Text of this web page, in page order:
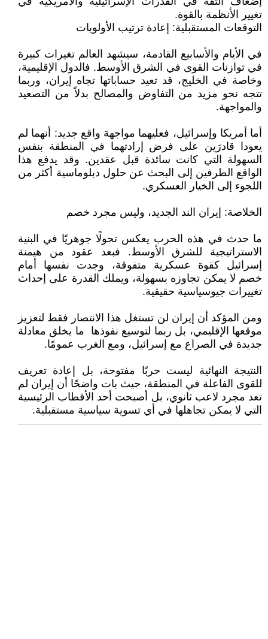
تغيير الأنظمة بالقوة.
التوقعات المستقبلية: إعادة ترتيب الأولويات
في الأيام والأسابيع القادمة، سيشهد العالم تغيرات كبيرة
في توازنات القوى في الشرق الأوسط. فالدول الإقليمية،
وخاصة في الخليج، قد تعيد حساباتها تجاه إيران، وربما
تتجه نحو مزيد من التفاوض والمصالح بدلاً من التصعيد
والمواجهة.
أما أمريكا وإسرائيل، فعليهما مواجهة واقع جديد: أنهما لم
يعودا قادرَين على فرض إرادتهما في المنطقة بنفس
السهولة التي كانت سائدة قبل عقدين. وقد يدفع هذا
الواقع الطرفين إلى البحث عن حلول دبلوماسية أكثر من
اللجوء إلى الخيار العسكري.
الخلاصة: إيران الند الجديد، وليس مجرد خصم
ما حدث في هذه الحرب يعكس تحولًا جوهريًا في البنية
الاستراتيجية للشرق الأوسط. فبعد عقود من هيمنة
إسرائيل كقوة عسكرية متفوقة، وجدت نفسها أمام
خصم لا يمكن تجاوزه بسهولة، ويملك القدرة على إحداث
تغييرات جيوسياسية حقيقية.
ومن المؤكد أن إيران لن تستغل هذا الانتصار فقط لتعزيز
موقعها الإقليمي، بل ربما لتوسيع نفوذها ما يخلق معادلة
جديدة في الصراع مع إسرائيل، ومع الغرب عمومًا.
النتيجة النهائية ليست حربًا مفتوحة، بل إعادة تعريف
للقوى الفاعلة في المنطقة، حيث بات واضحًا أن إيران لم
تعد مجرد لاعب ثانوي، بل أصبحت أحد الأقطاب الرئيسية
التي لا يمكن تجاهلها في أي تسوية سياسية مستقبلية.